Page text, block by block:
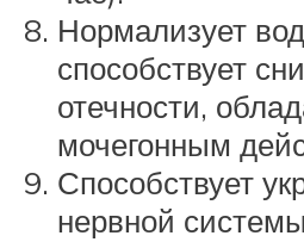
Нормализует
способствует
отечности,
мочегонным
Способствует
нервной